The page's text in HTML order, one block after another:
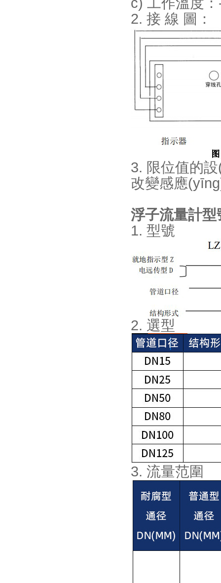
2. 接 線 圖：
3. 限位值的
改變感應
浮子流量計
1. 型號
2. 選型
3. 流量范圍